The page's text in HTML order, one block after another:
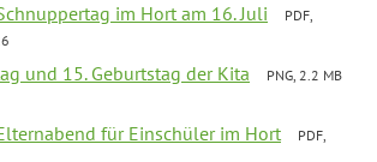
im Hort am 16. Juli
PDF,
und 15. Geburtstag der Kita
PNG, 2.2 MB
für Einschüler im Hort
PDF,